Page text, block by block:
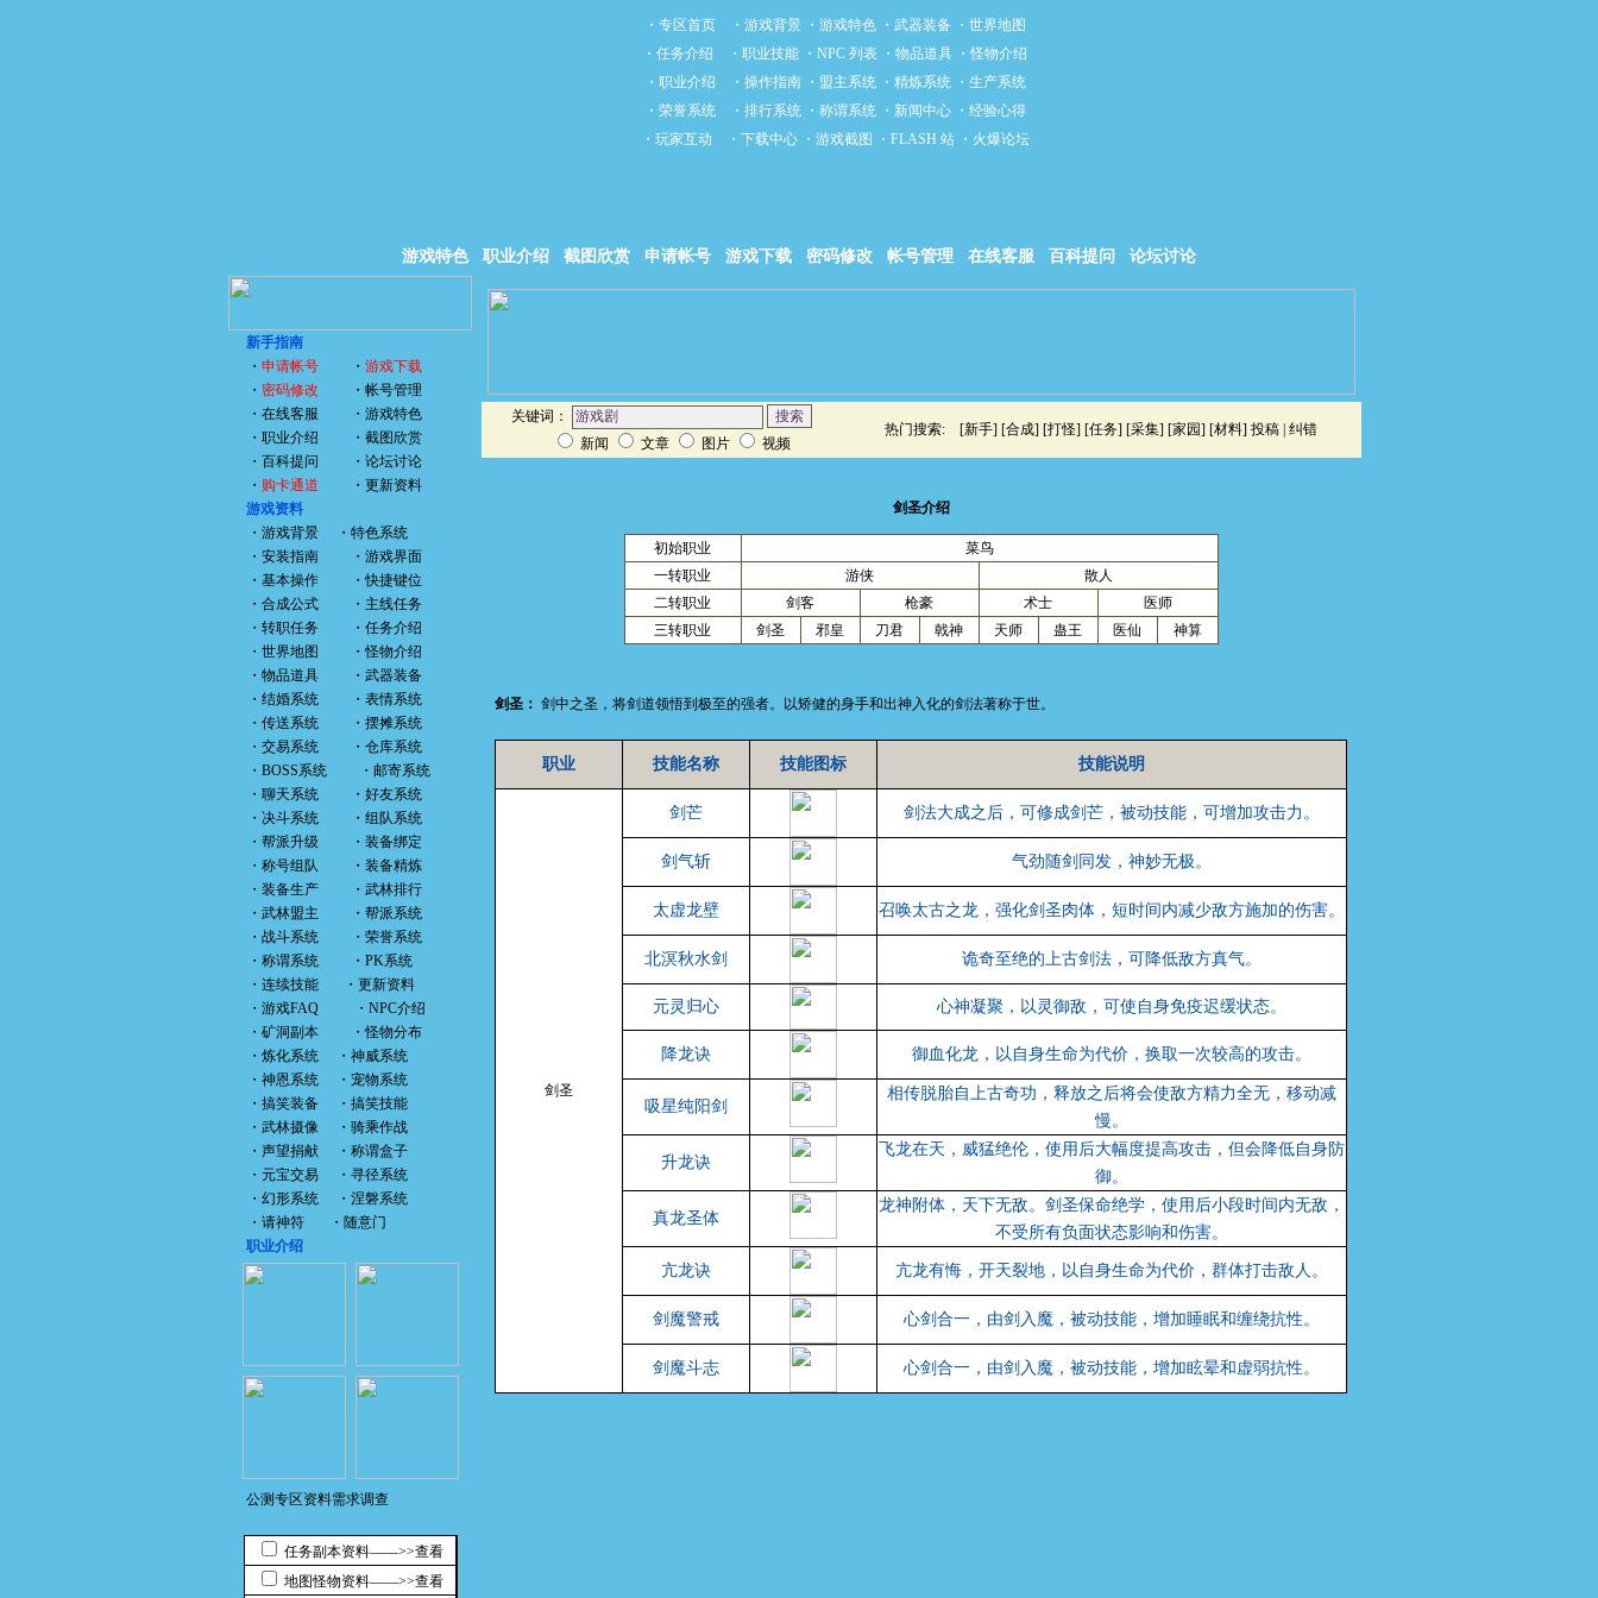
・ 专区首页・ 游戏背景・ 游戏特色・ 武器装备 ・ 世界地图
・ 任务介绍 ・ 职业技能 ・ NPC 列表 ・ 物品道具 ・怪物介绍
・ 职业介绍 ・ 操作指南・ 盟主系统・ 精炼系统・ 生产系统
・ 荣誉系统・ 排行系统・ 称谓系统・ 新闻中心・ 经验心得
・ 玩家互动 ・ 下载中心・ 游戏截图 ・ FLASH 站・ 火爆论坛
游戏特色 职业介绍 截图欣赏 申请帐号 游戏下载 密码修改 帐号管理 在线客服 百科提问 论坛讨论
新手指南
・ 申请帐号 ・ 游戏下载
・ 密码修改 ・ 帐号管理
・ 在线客服 ・ 游戏特色
・ 职业介绍 ・ 截图欣赏
・ 百科提问 ・ 论坛讨论
・ 购卡通道 ・ 更新资料
游戏资料
・ 游戏背景 ・ 特色系统
・ 安装指南 ・ 游戏界面
・ 基本操作 ・快捷键位
・ 合成公式 ・ 主线任务
・ 转职任务 ・ 任务介绍
・ 世界地图 ・怪物介绍
・ 物品道具 ・ 武器装备
・ 结婚系统 ・ 表情系统
・ 传送系统 ・ 摆摊系统
・ 交易系统 ・ 仓库系统
・ BOSS系统 ・ 邮寄系统
・ 聊天系统 ・ 好友系统
・ 决斗系统 ・ 组队系统
・ 帮派升级 ・ 装备绑定
・ 称号组队 ・ 装备精炼
・ 装备生产 ・ 武林排行
・ 武林盟主 ・ 帮派系统
・ 战斗系统 ・ 荣誉系统
・ 称谓系统 ・ PK系统
・ 连续技能 ・ 更新资料
・ 游戏FAQ ・ NPC介绍
・ 矿洞副本 ・怪物分布
・ 炼化系统 ・ 神威系统
・ 神恩系统 ・ 宠物系统
・ 搞笑装备 ・ 搞笑技能
・ 武林摄像 ・ 骑乘作战
・ 声望捐献 ・ 称谓盒子
・ 元宝交易 ・ 寻径系统
・ 幻形系统 ・ 涅磐系统
・ 请神符 ・ 随意门
职业介绍
公测专区资料需求调查
任务副本资料――>>查看
地图怪物资料――>>查看
关键词：
新闻
文章 图片 视频
热门搜索: [新手] [合成] [打怪] [任务] [采集] [家园] [材料] 投稿| 纠错
剑圣介绍
初始职业
菜鸟
一转职业
游侠
散人
二转职业
剑客 枪豪 术士
医师
三转职业
剑圣 邪皇 刀君 戟神 天师 蛊王 医仙 神算
剑圣： 剑中之圣，将剑道领悟到极至的强者。以矫健的身手和出神入化的剑法著称于世。
职业 技能名称 技能图标 技能说明
剑圣
剑芒 剑法大成之后，可修成剑芒，被动技能，可增加攻击力。
剑气斩 气劲随剑同发，神妙无极。
太虚龙壁 召唤太古之龙，强化剑圣肉体，短时间内减少敌方施加的伤害。
北溟秋水剑 诡奇至绝的上古剑法，可降低敌方真气。
元灵归心 心神凝聚，以灵御敌，可使自身免疫迟缓状态。
降龙诀 御血化龙，以自身生命为代价，换取一次较高的攻击。
吸星纯阳剑
相传脱胎自上古奇功，释放之后将会使敌方精力全无，移动减
慢。
升龙诀
飞龙在天，威猛绝伦，使用后大幅度提高攻击，但会降低自身防
御。
真龙圣体
龙神附体，天下无敌。剑圣保命绝学，使用后小段时间内无敌，
不受所有负面状态影响和伤害。
亢龙诀 亢龙有悔，开天裂地，以自身生命为代价，群体打击敌人。
剑魔警戒 心剑合一，由剑入魔，被动技能，增加睡眠和缠绕抗性。
剑魔斗志 心剑合一，由剑入魔，被动技能，增加眩晕和虚弱抗性。